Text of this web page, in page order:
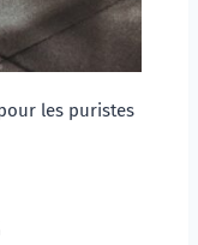
les puristes